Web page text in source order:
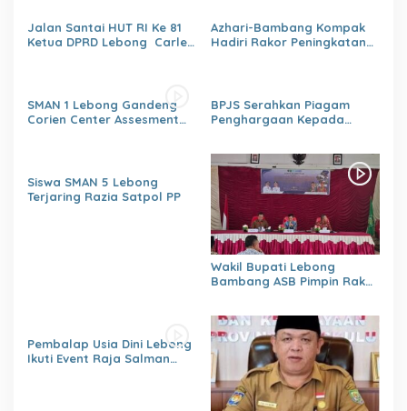
Jalan Santai HUT RI Ke 81
Ketua DPRD Lebong Carles
Azhari-Bambang Kompak
Hadiri Rakor Peningkatan
SMAN 1 Lebong Gandeng
Corien Center Assesment
BPJS Serahkan Piagam
Penghargaan Kepada
Siswa SMAN 5 Lebong
Terjaring Razia Satpol PP
Wakil Bupati Lebong
Bambang ASB Pimpin Rakor
Pembalap Usia Dini Lebong
Ikuti Event Raja Salman